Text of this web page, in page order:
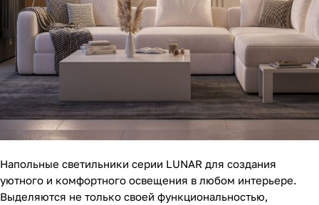
Напольные светильники серии LUNAR для создания
уютного и комфортного освещения в любом интерьере.
Выделяются не только своей функциональностью,